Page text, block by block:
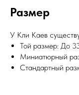
Размер
У Кли Ка­ев
Той раз­мер: До
Ми­ни­атюр­ный
Стан­дар­тный